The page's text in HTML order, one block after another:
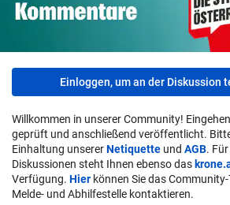
Einloggen, um an der Diskussion
Willkommen in unserer Community!
geprüft und anschließend veröffentlicht.
Einhaltung unsererNetiquette und AGB.
Diskussionen steht Ihnen ebenso das
Verfügung. Hier können Sie das
Melde- und Abhilfestelle kontaktieren.